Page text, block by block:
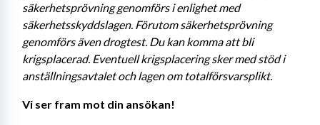
säkerhetsprövning genomförs i enlighet med
säkerhetsskyddslagen. Förutom säkerhetsprövning
genomförs även drogtest. Du kan komma att bli
krigsplacerad. Eventuell krigsplacering sker med stöd i
anställningsavtalet och lagen om totalförsvarsplikt.
Vi ser fram mot din ansökan!